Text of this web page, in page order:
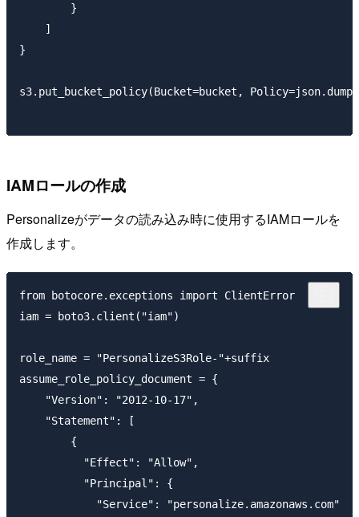
        }
    ]
}
s3.put_bucket_policy(Bucket=bucket,
IAMロールの作成
Personalizeがデータの読み込み時に使用するIAMロールを
作成します。
from botocore.exceptions import ClientError
iam = boto3.client("iam")
role_name = "PersonalizeS3Role-"+suffix
assume_role_policy_document = {
    "Version": "2012-10-17",
    "Statement": [
        {
          "Effect": "Allow",
          "Principal": {
            "Service": "personalize.amazonaws.com"